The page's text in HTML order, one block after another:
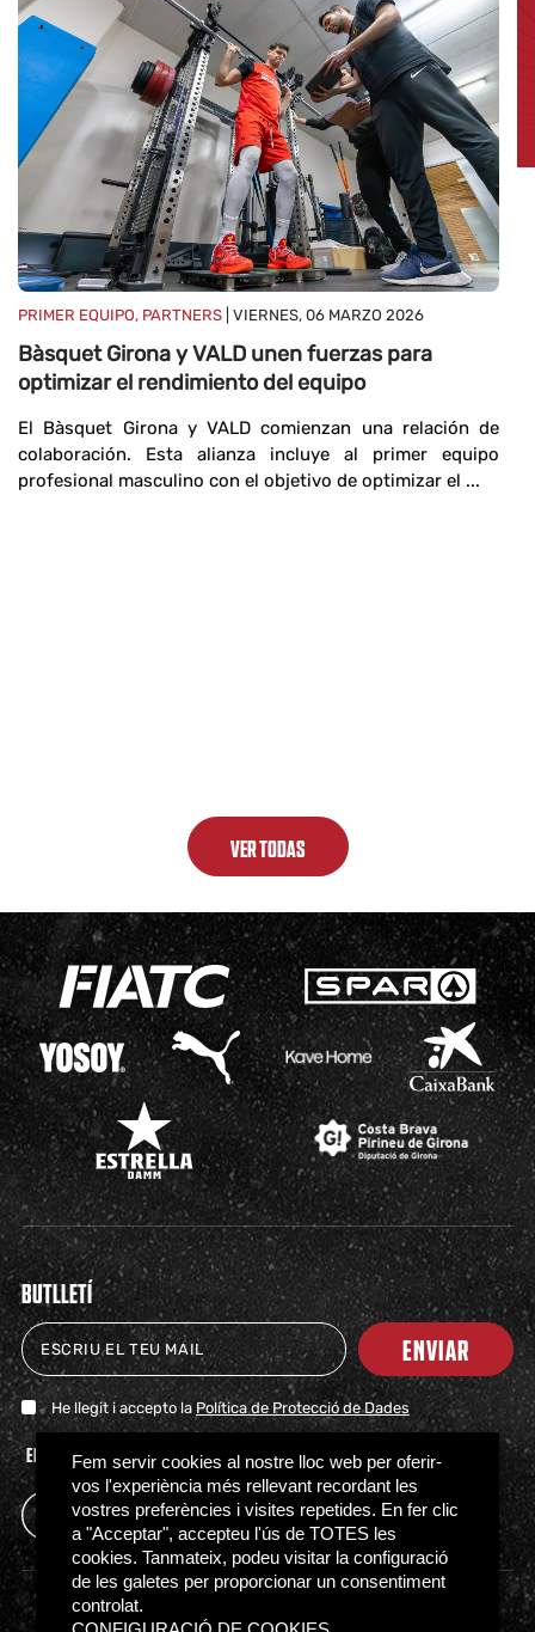
PRIMER EQUIPO, PARTNERS | VIERNES, 06 MARZO 2026
Bàsquet Girona y VALD unen fuerzas para
optimizar el rendimiento del equipo
El Bàsquet Girona y VALD comienzan una relación de
colaboración. Esta alianza incluye al primer equipo
profesional masculino con el objetivo de optimizar el ...
VER TODAS
BUTLLETÍ
ENVIAR
He llegit i accepto la Política de Protecció de Dades
ENTRADASTIENDACLUBHITOSPARTNERSACTUALIDAD PRENSA
Política de Privacidad
Fem servir cookies al nostre lloc web per oferir-
vos l'experiència més rellevant recordant les
vostres preferències i visites repetides. En fer clic
a "Acceptar", accepteu l'ús de TOTES les
cookies. Tanmateix, podeu visitar la configuració
de les galetes per proporcionar un consentiment
controlat.